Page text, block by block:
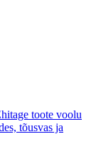
toote voolu
tõusvas ja